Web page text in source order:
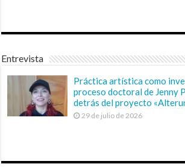
Entrevista
Práctica artística como
proceso doctoral de Jenny
detrás del proyecto
29 de julio de 2026